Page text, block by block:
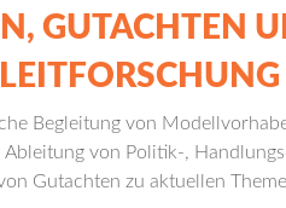
GUTACHTEN
Begleitung von
von Politik-,
Gutachten zu aktuellen